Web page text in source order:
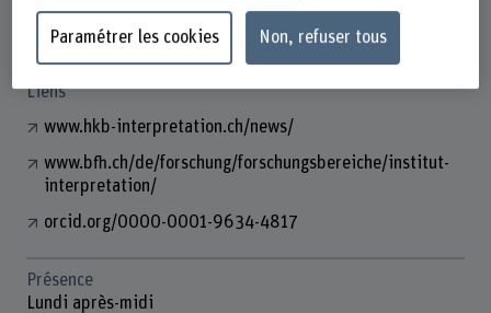
www.bfh.ch/fr/martin-skamletz1
Liens
www.hkb-interpretation.ch/news/
www.bfh.ch/de/forschung/forschungsbereiche/institut-
interpretation/
orcid.org/0000-0001-9634-4817
Présence
Lundi après-midi
Paramétrer les cookies Non, refuser tous